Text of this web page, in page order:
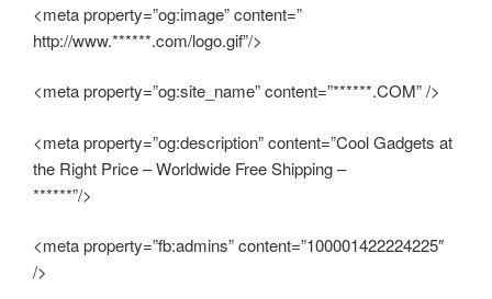
<meta property=”og:image” content=”
http://www.******.com/logo.gif”/>
<meta property=”og:site_name” content=”******.COM” />
<meta property=”og:description” content=”Cool Gadgets at
the Right Price – Worldwide Free Shipping –
******”/>
<meta property=”fb:admins” content=”100001422224225″
/>